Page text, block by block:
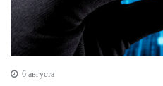
6 августа